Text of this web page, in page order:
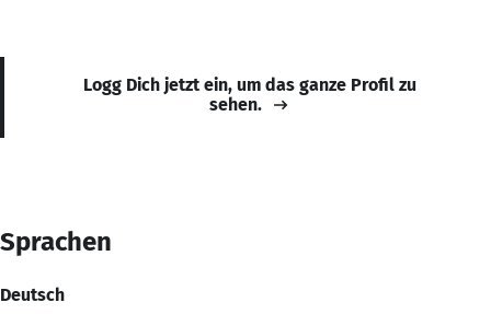
Logg Dich jetzt ein, um das ganze Profil zu
sehen.
Sprachen
Deutsch